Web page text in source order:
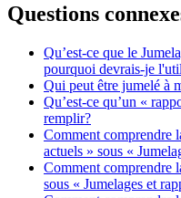
Questions
Qu’est-ce que le
pourquoi devrais-je
Qui peut être jumelé à
Qu’est-ce qu’un «
remplir?
Comment comprendre
actuels » sous «
Comment comprendre
sous « Jumelages et